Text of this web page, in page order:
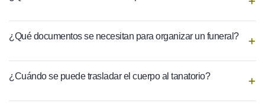
¿Qué documentos se necesitan para organizar un funeral?
¿Cuándo se puede trasladar el cuerpo al tanatorio?